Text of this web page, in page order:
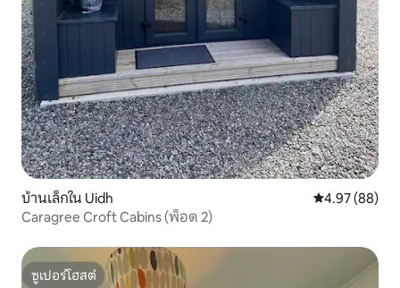
บ้านเล็กใน Uidh คะแนนเฉลี่ย
4.97 (88)
Caragree Croft Cabins (พ็อด 2)
ซูเปอร์โฮสต์
ซูเปอร์โฮสต์